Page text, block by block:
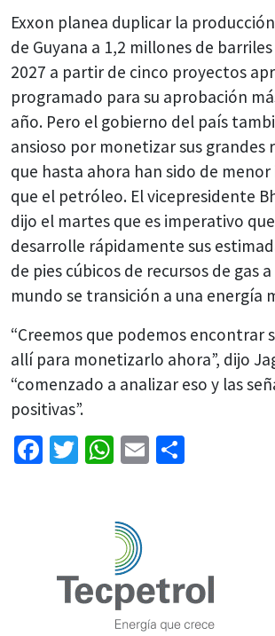
Exxon planea duplicar la
de Guyana a 1,2 millones de
2027 a partir de cinco proyectos
programado para su aprobación
año. Pero el gobierno del país
ansioso por monetizar sus grandes
que hasta ahora han sido de
que el petróleo. El vicepresidente
dijo el martes que es imperativo
desarrolle rápidamente sus
de pies cúbicos de recursos de gas
mundo se transición a una energía
“Creemos que podemos encontrar
allí para monetizarlo ahora”, dijo
“comenzado a analizar eso y las
positivas”.
Facebook
Twitter
WhatsApp
Email